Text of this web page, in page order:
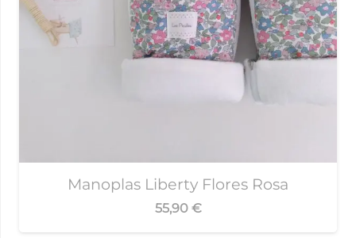
Manoplas Liberty Flores Rosa
55,90 €